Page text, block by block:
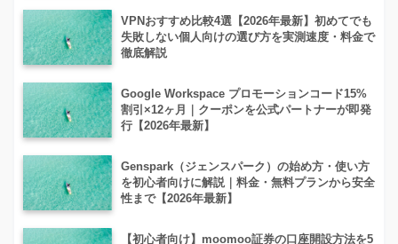
VPNおすすめ比較4選【2026年最新】初めてでも
失敗しない個人向けの選び方を実測速度・料金で
徹底解説
Google Workspace プロモーションコード15%
割引×12ヶ月｜クーポンを公式パートナーが即発
行【2026年最新】
Genspark（ジェンスパーク）の始め方・使い方
を初心者向けに解説｜料金・無料プランから安全
性まで【2026年最新】
【初心者向け】moomoo証券の口座開設方法を5